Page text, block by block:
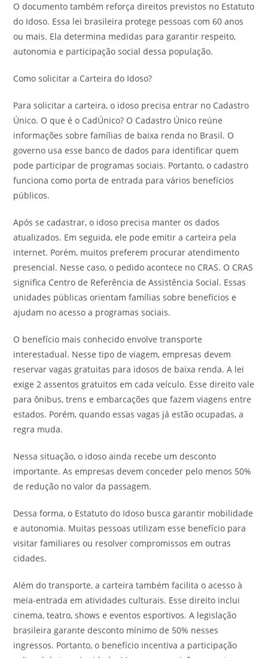
O documento também reforça direitos previstos no Estatuto
do Idoso. Essa lei brasileira protege pessoas com 60 anos
ou mais. Ela determina medidas para garantir respeito,
autonomia e participação social dessa população.
Como solicitar a Carteira do Idoso?
Para solicitar a carteira, o idoso precisa entrar no Cadastro
Único. O que é o CadÚnico? O Cadastro Único reúne
informações sobre famílias de baixa renda no Brasil. O
governo usa esse banco de dados para identificar quem
pode participar de programas sociais. Portanto, o cadastro
funciona como porta de entrada para vários benefícios
públicos.
Após se cadastrar, o idoso precisa manter os dados
atualizados. Em seguida, ele pode emitir a carteira pela
internet. Porém, muitos preferem procurar atendimento
presencial. Nesse caso, o pedido acontece no CRAS. O CRAS
significa Centro de Referência de Assistência Social. Essas
unidades públicas orientam famílias sobre benefícios e
ajudam no acesso a programas sociais.
O benefício mais conhecido envolve transporte
interestadual. Nesse tipo de viagem, empresas devem
reservar vagas gratuitas para idosos de baixa renda. A lei
exige 2 assentos gratuitos em cada veículo. Esse direito vale
para ônibus, trens e embarcações que fazem viagens entre
estados. Porém, quando essas vagas já estão ocupadas, a
regra muda.
Nessa situação, o idoso ainda recebe um desconto
importante. As empresas devem conceder pelo menos 50%
de redução no valor da passagem.
Dessa forma, o Estatuto do Idoso busca garantir mobilidade
e autonomia. Muitas pessoas utilizam esse benefício para
visitar familiares ou resolver compromissos em outras
cidades.
Além do transporte, a carteira também facilita o acesso à
meia-entrada em atividades culturais. Esse direito inclui
cinema, teatro, shows e eventos esportivos. A legislação
brasileira garante desconto mínimo de 50% nesses
ingressos. Portanto, o benefício incentiva a participação